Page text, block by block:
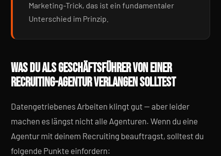
Marketing-Trick, das ist ein fundamentaler
Unterschied im Prinzip.
WAS DU ALS GESCHÄFTSFÜHRER VON EINER
RECRUITING-AGENTUR VERLANGEN SOLLTEST
Datengetriebenes Arbeiten klingt gut — aber leider
machen es längst nicht alle Agenturen. Wenn du eine
Agentur mit deinem Recruiting beauftragst, solltest du
folgende Punkte einfordern: